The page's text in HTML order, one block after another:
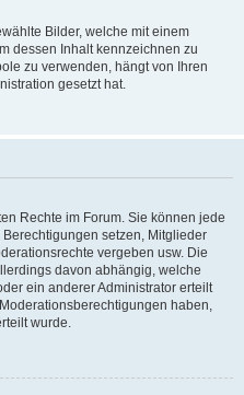
Bilder, welche mit einem
dessen Inhalt kennzeichnen zu
zu verwenden, hängt von Ihren
gesetzt hat.
Rechte im Forum. Sie können jede
setzen, Mitglieder
vergeben usw. Die
davon abhängig, welche
ein anderer Administrator erteilt
haben,
wurde.